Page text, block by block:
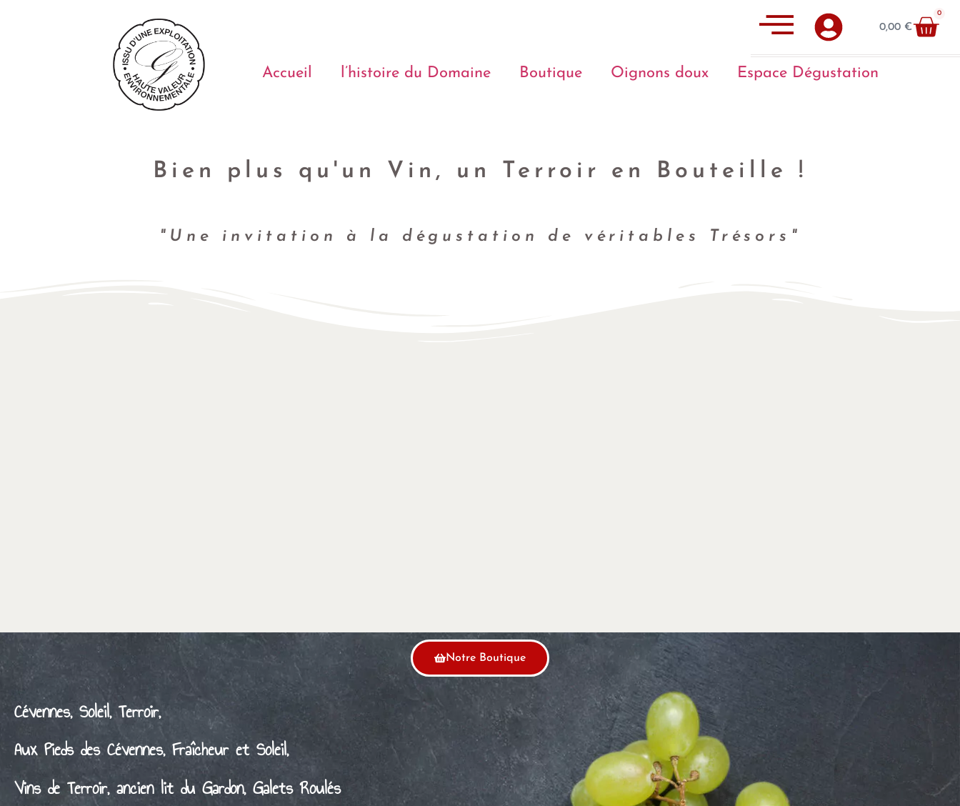
0,00 €
0
Accueil l’histoire du Domaine Boutique Oignons doux Espace Dégustation
Bien plus qu'un Vin, un Terroir en Bouteille !
"Une invitation à la dégustation de véritables Trésors"
Notre Boutique
Cévennes,Soleil, Terroir,
Aux Pieds desCévennes, Fraîcheur et Soleil,
Vins deTerroir, ancien lit du Gardon, Galets Roulés